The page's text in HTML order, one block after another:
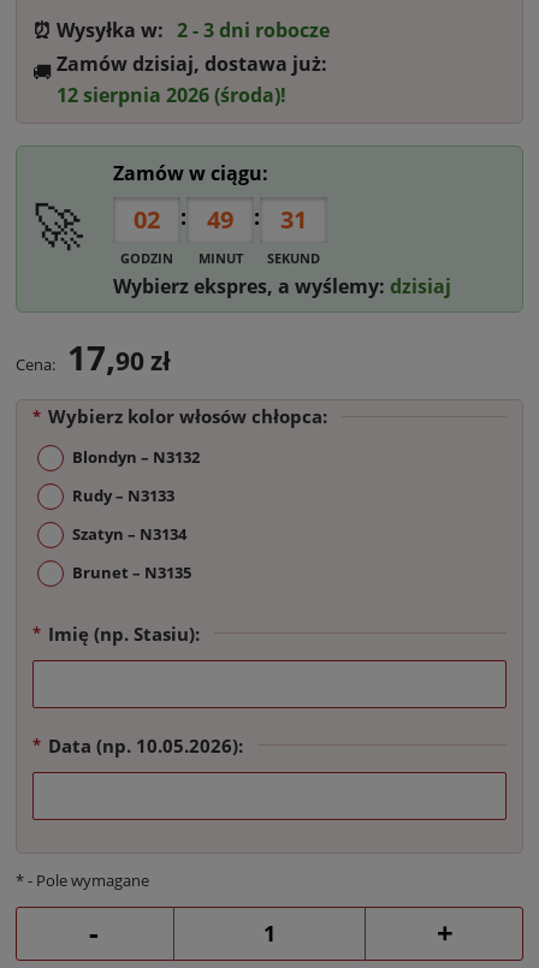
⏰ Wysyłka w: 2 - 3 dni robocze
🚚‎ ‎Zamów dzisiaj, dostawa już:
12 sierpnia 2026 (środa)!
🚀
Zamów w ciągu:
02
GODZIN
: 49
MINUT
: 30
SEKUND
Wybierz ekspres, a wyślemy: dzisiaj
Cena: 17,90 zł
* Wybierz kolor włosów chłopca:
Blondyn – N3132
Rudy – N3133
Szatyn – N3134
Brunet – N3135
* Imię (np. Stasiu):
* Data (np. 10.05.2026):
*- Pole wymagane
- +